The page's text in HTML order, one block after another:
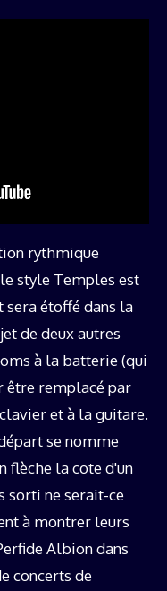
rythmique
style Temples est
sera étoffé dans la
de deux autres
à la batterie (qui
être remplacé par
et à la guitare.
se nomme
flèche la cote d'un
sorti ne serait-ce
à montrer leurs
Albion dans
concerts de